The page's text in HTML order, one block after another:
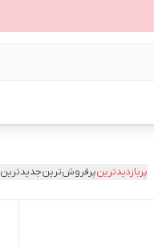
پربازدیدترینپرفروش‌ترینجدیدترین